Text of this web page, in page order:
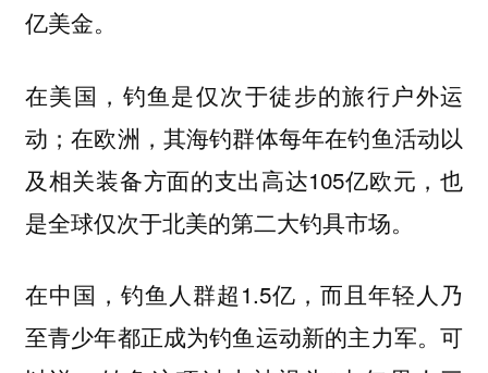
亿美金。
在美国，钓鱼是仅次于徒步的旅行户外运
动；在欧洲，其海钓群体每年在钓鱼活动以
及相关装备方面的支出高达105亿欧元，也
是全球仅次于北美的第二大钓具市场。
在中国，钓鱼人群超1.5亿，而且年轻人乃
至青少年都正成为钓鱼运动新的主力军。可